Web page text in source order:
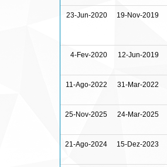
23-Jun-2020 19-Nov-2019
4-Fev-2020 12-Jun-2019
11-Ago-2022 31-Mar-2022
25-Nov-2025 24-Mar-2025
21-Ago-2024 15-Dez-2023